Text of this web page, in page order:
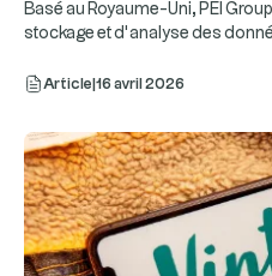
Basé au Royaume-Uni, PEI
stockage et d’analyse des
Article 16 avril 2026